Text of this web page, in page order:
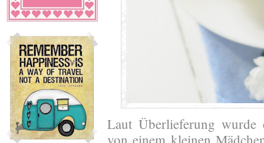
Laut Überlieferung
von einem kleinen